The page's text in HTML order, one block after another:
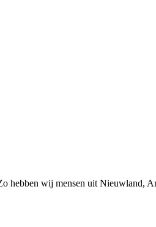
hebben wij mensen uit Nieuwland,